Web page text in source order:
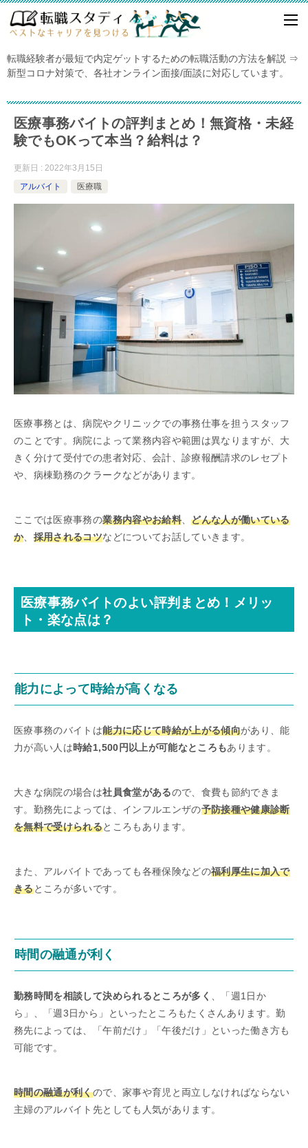
転職経験者が最短で内定ゲットするための転職活動の方法を解説 ⇒
新型コロナ対策で、各社オンライン面接/面談に対応しています。
医療事務バイトの評判まとめ！無資格・未経
験でもOKって本当？給料は？
更新日 : 2022年3月15日
アルバイト
医療職
医療事務とは、病院やクリニックでの事務仕事を担うスタッフ
のことです。病院によって業務内容や範囲は異なりますが、大
きく分けて受付での患者対応、会計、診療報酬請求のレセプト
や、病棟勤務のクラークなどがあります。
ここでは医療事務の業務内容やお給料、どんな人が働いている
か、 採用されるコツなどについてお話していきます。
医療事務バイトのよい評判まとめ！メリッ
ト・楽な点は？
能力によって時給が高くなる
医療事務のバイトは能力に応じて時給が上がる傾向があり、能
力が高い人は時給1,500円以上が可能なところもあります。
大きな病院の場合は社員食堂があるので、食費も節約できま
す。勤務先によっては、インフルエンザの予防接種や健康診断
を無料で受けられるところもあります。
また、アルバイトであっても各種保険などの福利厚生に加入で
きるところが多いです。
時間の融通が利く
勤務時間を相談して決められるところが多く 、「週1日か
ら」、「週3日から」といったところもたくさんあります。勤
務先によっては、「午前だけ」「午後だけ」といった働き方も
可能です。
時間の融通が利くので、家事や育児と両立しなければならない
主婦のアルバイト先としても人気があります。